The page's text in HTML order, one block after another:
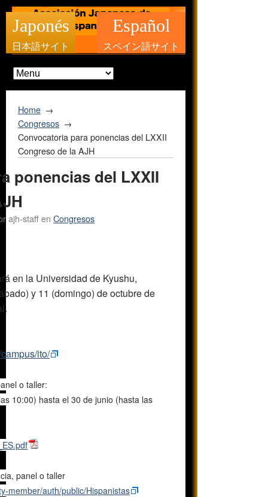
Japonés
日本語サイト
Español
スペイン語サイト
Home
Congresos
Convocatoria para ponencias del LXXII
Congreso de la AJH
ponencias del LXXII
ajh-staffen Congresos
en la Universidad de Kyushu,
y 11 (domingo) de octubre de
ito/
o taller:
10:00) hasta el 30 de junio (hasta las
panel o taller
member/auth/public/Hispanistas